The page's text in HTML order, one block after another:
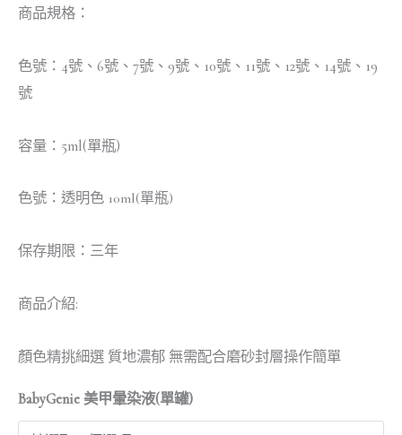
商品規格：
色號：4號、6號、7號、9號、10號、11號、12號、14號、19
號
容量：5ml(單瓶)
色號：透明色 10ml(單瓶)
保存期限：三年
商品介紹:
顏色精挑細選 質地濃郁 無需配合磨砂封層操作簡單
BabyGenie 美甲暈染液(單罐)